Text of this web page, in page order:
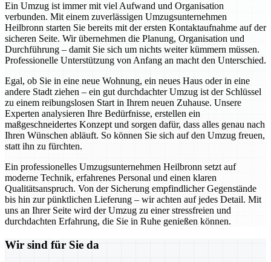
Ein Umzug ist immer mit viel Aufwand und Organisation
verbunden. Mit einem zuverlässigen Umzugsunternehmen
Heilbronn starten Sie bereits mit der ersten Kontaktaufnahme auf der
sicheren Seite. Wir übernehmen die Planung, Organisation und
Durchführung – damit Sie sich um nichts weiter kümmern müssen.
Professionelle Unterstützung von Anfang an macht den Unterschied.
Egal, ob Sie in eine neue Wohnung, ein neues Haus oder in eine
andere Stadt ziehen – ein gut durchdachter Umzug ist der Schlüssel
zu einem reibungslosen Start in Ihrem neuen Zuhause. Unsere
Experten analysieren Ihre Bedürfnisse, erstellen ein
maßgeschneidertes Konzept und sorgen dafür, dass alles genau nach
Ihren Wünschen abläuft. So können Sie sich auf den Umzug freuen,
statt ihn zu fürchten.
Ein professionelles Umzugsunternehmen Heilbronn setzt auf
moderne Technik, erfahrenes Personal und einen klaren
Qualitätsanspruch. Von der Sicherung empfindlicher Gegenstände
bis hin zur pünktlichen Lieferung – wir achten auf jedes Detail. Mit
uns an Ihrer Seite wird der Umzug zu einer stressfreien und
durchdachten Erfahrung, die Sie in Ruhe genießen können.
Wir sind für Sie da